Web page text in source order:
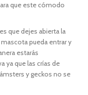
que este cómodo
que dejes abierta la
pueda entrar y
estarás
ya que las crías de
y geckos no se